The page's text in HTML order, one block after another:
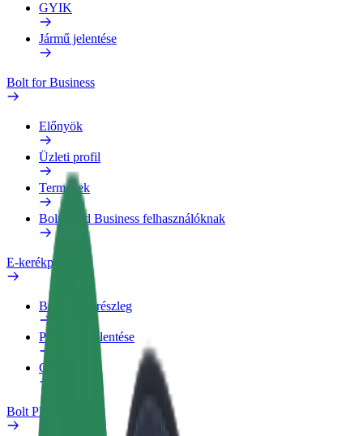
GYIK
Jármű jelentése
Bolt for Business
Előnyök
Üzleti profil
Termékek
Bolt Food Business felhasználóknak
E-kerékpárok
Biztonsági részleg
Probléma jelentése
GYIK
Bolt Plus